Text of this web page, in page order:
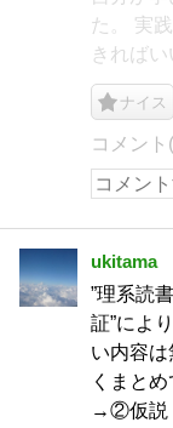
た。 実
きればい
ナイス
コメント
ukitama
”理系読
証”によ
い内容は
くまと
→②仮説